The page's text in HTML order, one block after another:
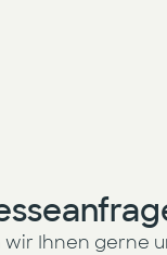
Ihnen gerne